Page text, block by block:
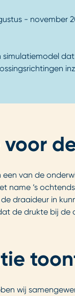
- november
simulatiemodel
voor
een van de
name ‘s
draaideur in
de drukte bij de
wij